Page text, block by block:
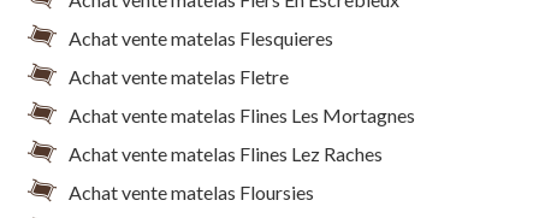
Achat vente matelas Flesquieres
Achat vente matelas Fletre
Achat vente matelas Flines Les Mortagnes
Achat vente matelas Flines Lez Raches
Achat vente matelas Floursies